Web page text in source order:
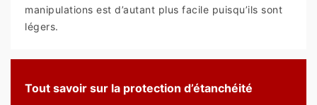
manipulations est d’autant plus facile puisqu’ils sont
légers.
Tout savoir sur la protection d’étanchéité